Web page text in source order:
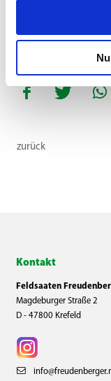
zurück
Kontakt
Feldsaaten
Magdeburger Straße 2
D - 47800 Krefeld